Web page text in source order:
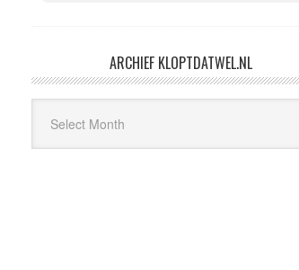
ARCHIEF KLOPTDATWEL.NL
Kloptdatwel.nl